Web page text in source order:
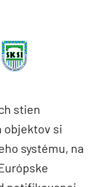
stien
objektov si
systému, na